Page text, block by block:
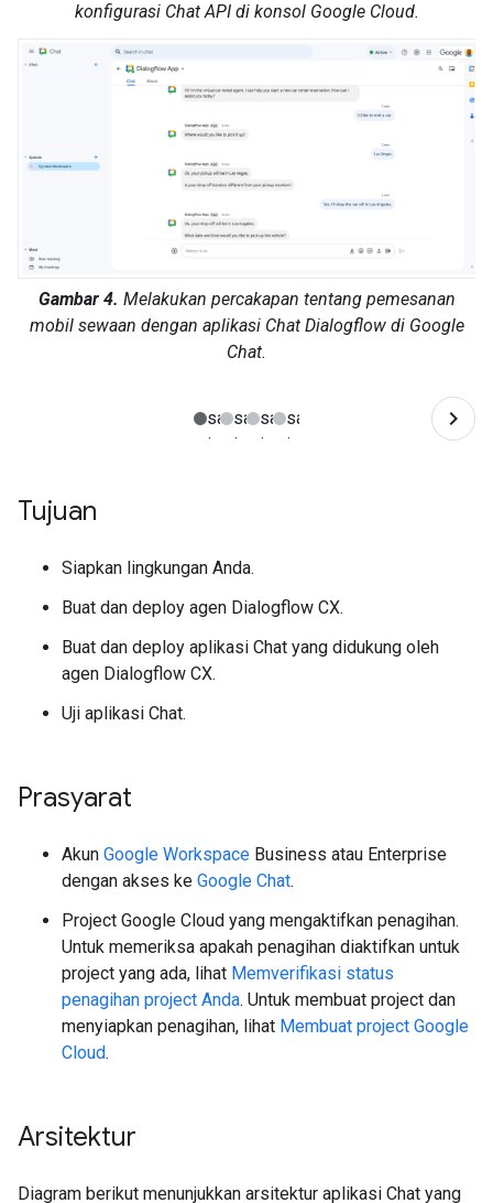
konfigurasi Chat API di konsol Google Cloud.
Gambar 4. Melakukan percakapan tentang pemesanan
mobil sewaan dengan aplikasi Chat Dialogflow di Google
Chat.
Tujuan
Siapkan lingkungan Anda.
Buat dan deploy agen Dialogflow CX.
Buat dan deploy aplikasi Chat yang didukung oleh
agen Dialogflow CX.
Uji aplikasi Chat.
Prasyarat
Akun Google Workspace Business atau Enterprise
dengan akses ke Google Chat.
Project Google Cloud yang mengaktifkan penagihan.
Untuk memeriksa apakah penagihan diaktifkan untuk
project yang ada, lihat Memverifikasi status
penagihan project Anda. Untuk membuat project dan
menyiapkan penagihan, lihat Membuat project Google
Cloud.
Arsitektur
Diagram berikut menunjukkan arsitektur aplikasi Chat yang